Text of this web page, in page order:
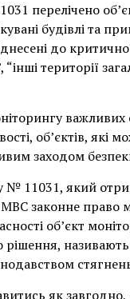
перелічено
будівлі та
до
території
важливих
об’єктів, які
заходом
№ 11031, який
законне право
об’єкт
як